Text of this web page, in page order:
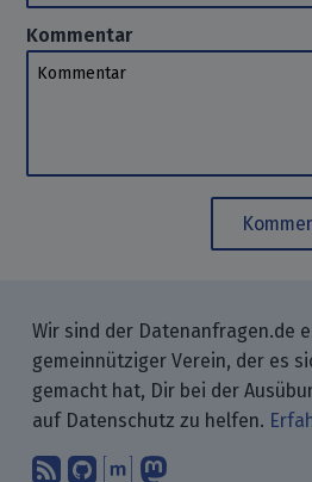
Kommentar
Kommentar
Wir sind der Datenanfragen.de
gemeinnütziger Verein, der es
gemacht hat, Dir bei der
auf Datenschutz zu helfen.
Abonniere unsere
Finde uns bei
Unterhalte